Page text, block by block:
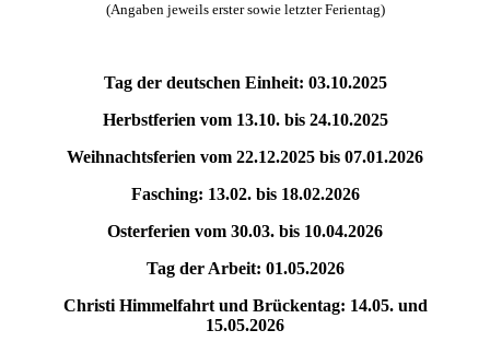
(Angaben jeweils erster sowie letzter Ferientag)
Tag der deutschen Einheit: 03.10.2025
Herbstferien vom 13.10. bis 24.10.2025
Weihnachtsferien vom 22.12.2025 bis 07.01.2026
Fasching: 13.02. bis 18.02.2026
Osterferien vom 30.03. bis 10.04.2026
Tag der Arbeit: 01.05.2026
Christi Himmelfahrt und Brückentag: 14.05. und
15.05.2026